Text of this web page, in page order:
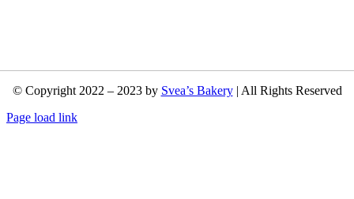
© Copyright 2022 – 2023 by Svea’s Bakery| All Rights Reserved
Page load link